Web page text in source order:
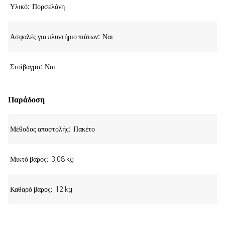
Υλικό Πορσελάνη
Ασφαλές για πλυντήριο πιάτων Ναι
Στοίβαγμα Ναι
Παράδοση
Μέθοδος αποστολής Πακέτο
Μικτό βάρος 3,08 kg
Καθαρό βάρος 12 kg